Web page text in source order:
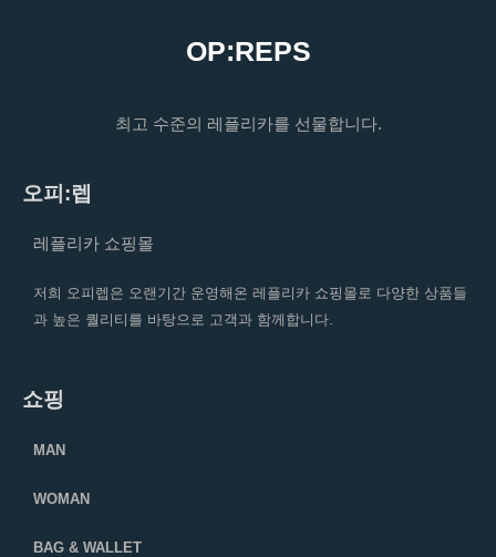
OP:REPS
최고 수준의 레플리카를 선물합니다.
오피:렙
레플리카 쇼핑몰
저희 오피렙은 오랜기간 운영해온 레플리카 쇼핑몰로 다양한 상품들
과 높은 퀄리티를 바탕으로 고객과 함께합니다.
쇼핑
MAN
WOMAN
BAG & WALLET